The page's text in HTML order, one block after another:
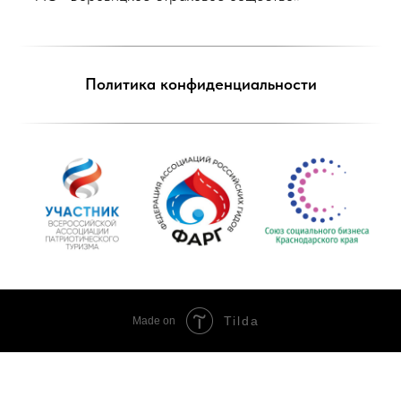
Политика конфиденциальности
Made on Tilda